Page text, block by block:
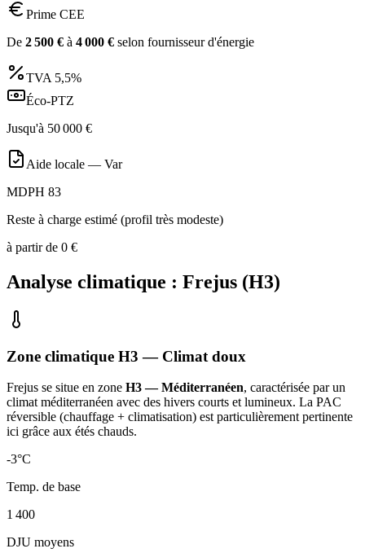
Prime CEE
De 2 500 € à 4 000 € selon fournisseur d'énergie
TVA 5,5%
Éco-PTZ
Jusqu'à 50 000 €
Aide locale — Var
MDPH 83
Reste à charge estimé (profil très modeste)
à partir de 0 €
Analyse climatique : Frejus (H3)
Zone climatique H3 — Climat doux
Frejus se situe en zone H3 — Méditerranéen, caractérisée par un
climat méditerranéen avec des hivers courts et lumineux. La PAC
réversible (chauffage + climatisation) est particulièrement pertinente
ici grâce aux étés chauds.
-3°C
Temp. de base
1 400
DJU moyens